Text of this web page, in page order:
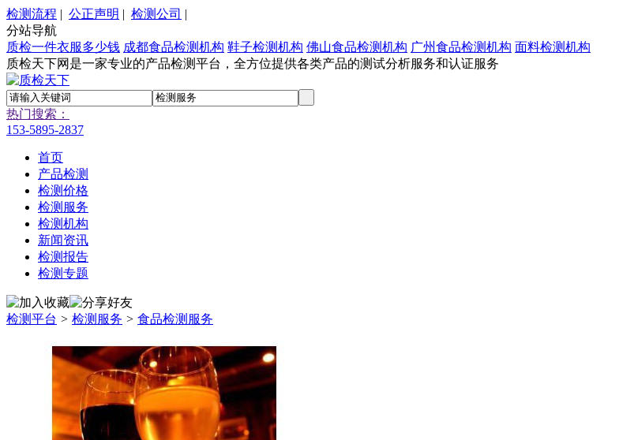
检测流程 | 公正声明 | 检测公司 |
分站导航
质检一件衣服多少钱 成都食品检测机构 鞋子检测机构 佛山食品检测机构 广州食品检测机构 面料检测机构
质检天下网是一家专业的产品检测平台，全方位提供各类产品的测试分析服务和认证服务
热门搜索：
153-5895-2837
首页
产品检测
检测价格
检测服务
检测机构
新闻资讯
检测报告
检测专题
检测平台 > 检测服务 > 食品检测服务